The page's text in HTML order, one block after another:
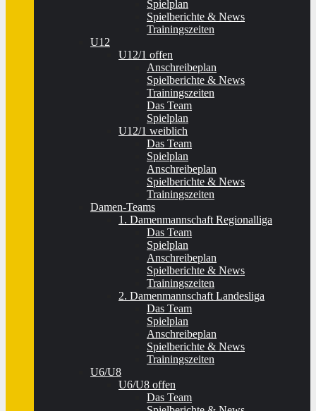
Spielplan
Spielberichte & News
Trainingszeiten
U12
U12/1 offen
Anschreibeplan
Spielberichte & News
Trainingszeiten
Das Team
Spielplan
U12/1 weiblich
Das Team
Spielplan
Anschreibeplan
Spielberichte & News
Trainingszeiten
Damen-Teams
1. Damenmannschaft Regionalliga
Das Team
Spielplan
Anschreibeplan
Spielberichte & News
Trainingszeiten
2. Damenmannschaft Landesliga
Das Team
Spielplan
Anschreibeplan
Spielberichte & News
Trainingszeiten
U6/U8
U6/U8 offen
Das Team